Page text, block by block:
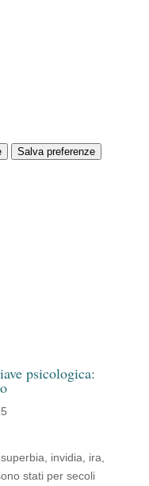
Salva preferenze
psicologica:
invidia, ira,
stati per secoli